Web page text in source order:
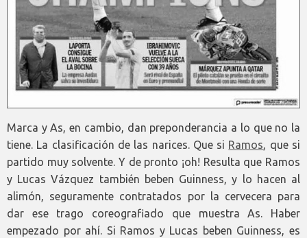
Marca y As, en cambio, dan preponderancia a lo que no la
tiene. La clasificación de las narices. Que si Ramos, que si
partido muy solvente. Y de pronto ¡oh! Resulta que Ramos
y Lucas Vázquez también beben Guinness, y lo hacen al
alimón, seguramente contratados por la cervecera para
dar ese trago coreografiado que muestra As. Haber
empezado por ahí. Si Ramos y Lucas beben Guinness, es